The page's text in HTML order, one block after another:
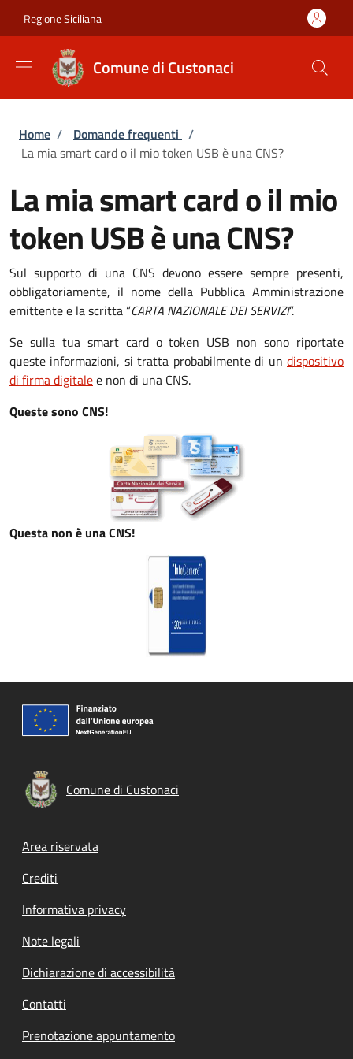
Regione Siciliana
Comune di Custonaci
Briciole di pane
Home / Domande frequenti /
La mia smart card o il mio token USB è una CNS?
La mia smart card o il mio
token USB è una CNS?
Sul supporto di una CNS devono essere sempre presenti,
obbligatoriamente, il nome della Pubblica Amministrazione
emittente e la scritta “CARTA NAZIONALE DEI SERVIZI”.
Se sulla tua smart card o token USB non sono riportate
queste informazioni, si tratta probabilmente di un dispositivo
di firma digitalee non di una CNS.
Queste sono CNS!
Questa non è una CNS!
Comune di Custonaci
Footer menu
Area riservata
Crediti
Informativa privacy
Note legali
Dichiarazione di accessibilità
Contatti
Prenotazione appuntamento